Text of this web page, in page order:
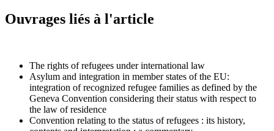
Ouvrages liés à l'article
The rights of refugees under international law
Asylum and integration in member states of the EU:
integration of recognized refugee families as defined by the
Geneva Convention considering their status with respect to
the law of residence
Convention relating to the status of refugees : its history,